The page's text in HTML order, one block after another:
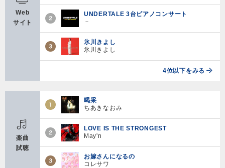
Web
サイト
UNDERTALE 3台ピアノコンサート
－
氷川きよし
氷川きよし
4位以下をみる
楽曲
試聴
喝采
ちあきなおみ
LOVE IS THE STRONGEST
May'n
お嫁さんになるの
コレサワ